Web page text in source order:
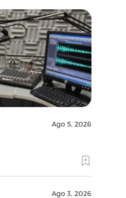
Ago 5, 2026
Ago 3, 2026